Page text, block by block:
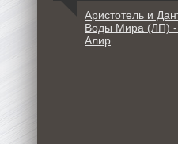
Аристотель и
Воды Мира (ЛП)
Алир